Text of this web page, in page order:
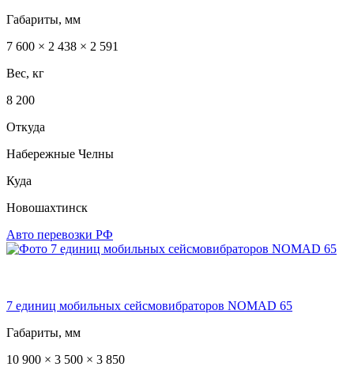
Габариты, мм
7 600 × 2 438 × 2 591
Вес, кг
8 200
Откуда
Набережные Челны
Куда
Новошахтинск
Авто перевозки РФ
7 единиц мобильных сейсмовибраторов NOMAD 65
Габариты, мм
10 900 × 3 500 × 3 850